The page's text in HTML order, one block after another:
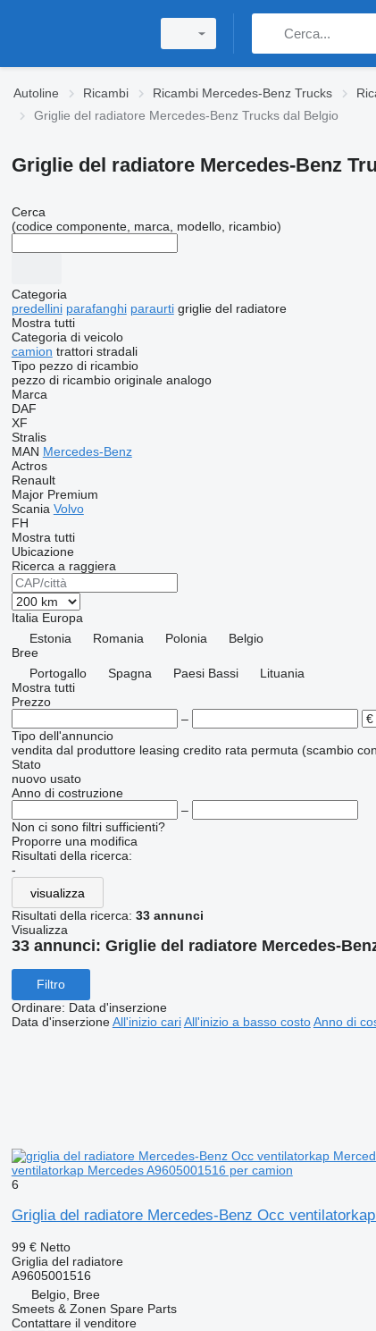
Autoline Ricambi Ricambi Mercedes-Benz Trucks
Griglie del radiatore Mercedes-Benz Trucks dal Belgio
Griglie del radiatore Mercedes-Benz
Cerca
(codice componente, marca, modello, ricambio)
Categoria
predellini parafanghi paraurti griglie del radiatore
Mostra tutti
Categoria di veicolo
camion trattori stradali
Tipo pezzo di ricambio
pezzo di ricambio originale analogo
Marca
DAF
XF
Stralis
MAN Mercedes-Benz
Actros
Renault
Major Premium
Scania Volvo
FH
Mostra tutti
Ubicazione
Ricerca a raggiera
Italia Europa
Estonia
Romania Polonia
Belgio
Bree
Portogallo
Spagna Paesi Bassi
Lituania
Mostra tutti
Prezzo
–
Tipo dell'annuncio
vendita dal produttore leasing credito rata permuta (scambio
Stato
nuovo usato
Anno di costruzione
–
Non ci sono filtri sufficienti?
Proporre una modifica
Risultati della ricerca:
-
visualizza
Risultati della ricerca: 33 annunci
Visualizza
33 annunci: Griglie del radiatore Mercedes-
Filtro
Ordinare: Data d'inserzione
Data d'inserzione All'inizio cari All'inizio a basso costo Anno di
ventilatorkap Mercedes A9605001516 per camion
6
Griglia del radiatore Mercedes-Benz Occ
99 € Netto
Griglia del radiatore
A9605001516
Belgio, Bree
Smeets & Zonen Spare Parts
Contattare il venditore